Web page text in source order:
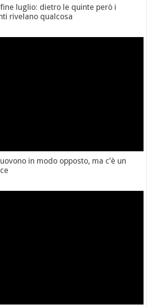
luglio: dietro le quinte però i
rivelano qualcosa
in modo opposto, ma c’è un